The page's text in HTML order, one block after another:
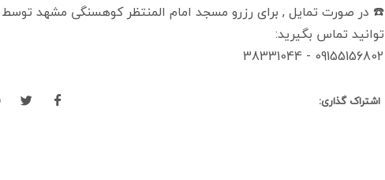
☎️ در صورت تمایل , برای رزرو مسجد امام المنتظر کوهسنگی مشهد
توانید تماس بگیرید:
09155156802 - 38331044
اشتراک گذاری: